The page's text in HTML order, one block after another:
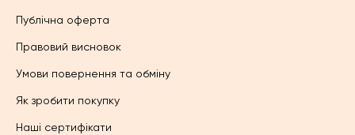
Публічна оферта
Правовий висновок
Умови повернення та обміну
Як зробити покупку
Наші сертифікати